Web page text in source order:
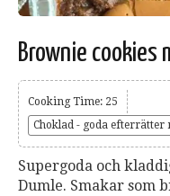
Brownie cookies
Cooking Time: 25
Choklad - goda efterrätter
Supergoda och
Dumle. Smakar som